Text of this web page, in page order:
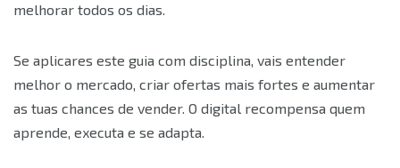
melhorar todos os dias.
Se aplicares este guia com disciplina, vais entender
melhor o mercado, criar ofertas mais fortes e aumentar
as tuas chances de vender. O digital recompensa quem
aprende, executa e se adapta.